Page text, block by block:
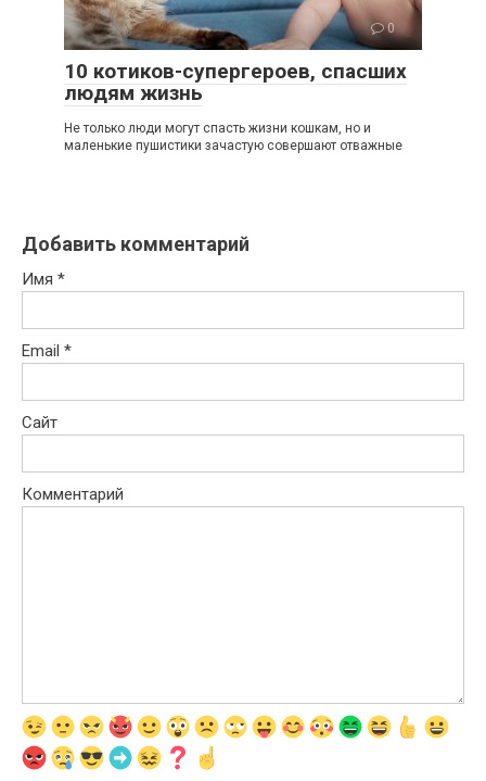
0
10 котиков-супергероев, спасших
людям жизнь
Не только люди могут спасть жизни кошкам, но и
маленькие пушистики зачастую совершают отважные
Добавить комментарий
Имя *
Email *
Сайт
Комментарий